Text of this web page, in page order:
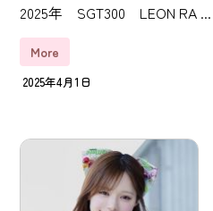
2025年 SGT300 LEON RA ...
More
2025年4月1日